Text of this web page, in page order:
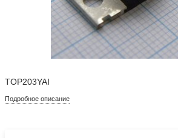
TOP203YAI
Подробное описание